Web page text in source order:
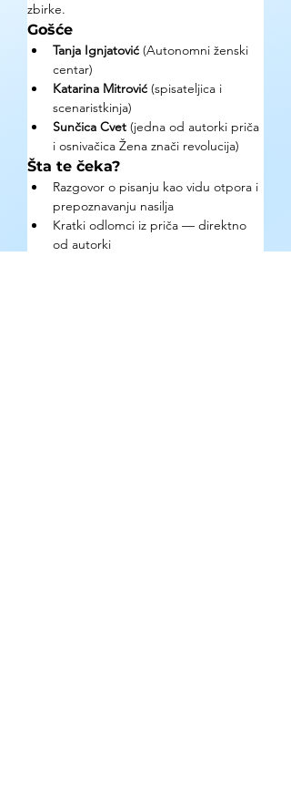
zbirke.
Gošće
Tanja Ignjatović (Autonomni ženski
centar)
Katarina Mitrović (spisateljica i
scenaristkinja)
Sunčica Cvet (jedna od autorki priča
i osnivačica Žena znači revolucija)
Šta te čeka?
Razgovor o pisanju kao vidu otpora i
prepoznavanju nasilja
Kratki odlomci iz priča — direktno
od autorki